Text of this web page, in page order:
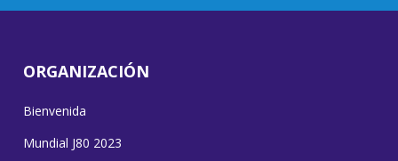
ORGANIZACIÓN
Bienvenida
Mundial J80 2023